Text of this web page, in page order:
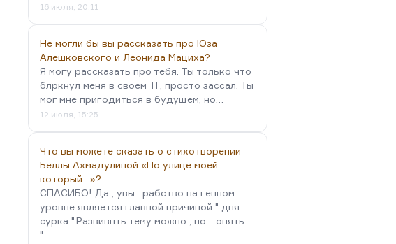
16 июля, 20:11
Не могли бы вы рассказать про Юза
Алешковского и Леонида Мациха?
Я могу рассказать про тебя. Ты только что
блркнул меня в своём ТГ, просто зассал. Ты
мог мне пригодиться в будущем, но…
12 июля, 15:25
Что вы можете сказать о стихотворении
Беллы Ахмадулиной «По улице моей
который…»?
СПАСИБО! Да , увы . рабство на генном
уровне является главной причиной " дня
сурка ".Развивпть тему можно , но .. опять
"…